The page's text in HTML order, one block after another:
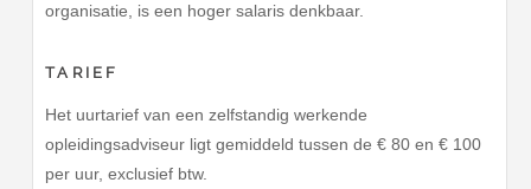
organisatie, is een hoger salaris denkbaar.
TARIEF
Het uurtarief van een zelfstandig werkende
opleidingsadviseur ligt gemiddeld tussen de € 80 en € 100
per uur, exclusief btw.